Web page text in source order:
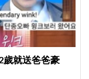
就送爸爸豪